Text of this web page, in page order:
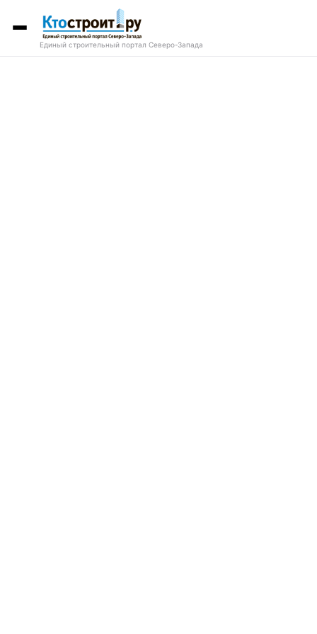
Единый строительный портал Северо-Запада